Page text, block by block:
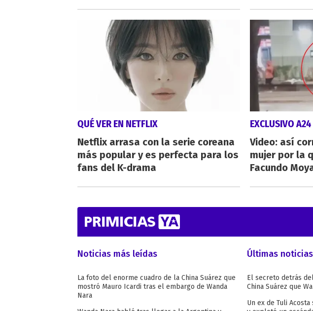
QUÉ VER EN NETFLIX
Netflix arrasa con la serie coreana
más popular y es perfecta para los
fans del K-drama
EXCLUSIVO A24
Video: así
mujer por la
Facundo
Noticias más leídas
La foto del enorme cuadro de la China Suárez que
mostró Mauro Icardi tras el embargo de Wanda
Nara
Últimas noticias
El secreto detrás
China Suárez que
Un ex de Tuli